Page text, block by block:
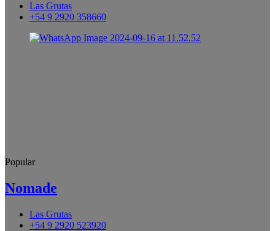
Las Grutas
+54 9 2920 358660
Popular
Nomade
Las Grutas
+54 9 2920 523920